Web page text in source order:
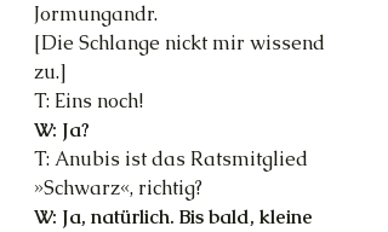
Jormungandr.
[Die Schlange nickt mir wissend
zu.]
T: Eins noch!
W: Ja?
T: Anubis ist das Ratsmitglied
»Schwarz«, richtig?
W: Ja, natürlich. Bis bald, kleine